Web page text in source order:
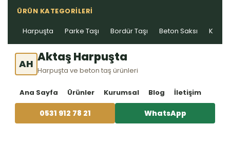
ÜRÜN KATEGORILERI
Harpuşta Parke Taşı Bordür Taşı Beton Saksı Kablo
AH Aktaş Harpuşta
Harpuşta ve beton taş ürünleri
Ana Sayfa Ürünler Kurumsal Blog İletişim
0531 912 78 21 WhatsApp